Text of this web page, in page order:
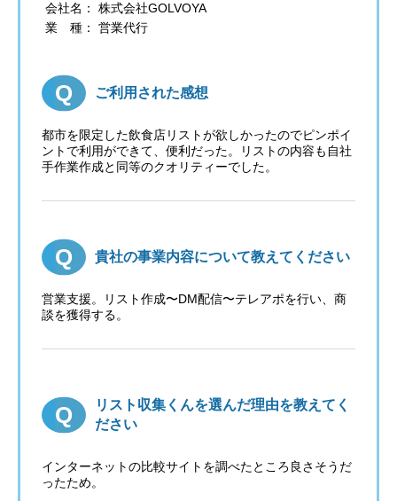
会社名： 株式会社GOLVOYA
業 種： 営業代行
ご利用された感想
都市を限定した飲食店リストが欲しかったのでピンポイ
ントで利用ができて、便利だった。リストの内容も自社
手作業作成と同等のクオリティーでした。
貴社の事業内容について教えてください
営業支援。リスト作成〜DM配信〜テレアポを行い、商
談を獲得する。
リスト収集くんを選んだ理由を教えてく
ださい
インターネットの比較サイトを調べたところ良さそうだ
ったため。